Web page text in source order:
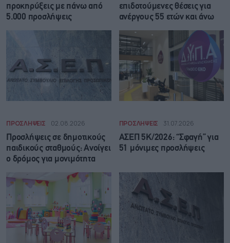
προκηρύξεις με πάνω από
5.000 προσλήψεις
επιδοτούμενες θέσεις για
ανέργους 55 ετών και άνω
ΠΡΟΣΛΗΨΕΙΣ 02.08.2026
Προσλήψεις σε δημοτικούς
παιδικούς σταθμούς: Ανοίγει
ο δρόμος για μονιμότητα
ΠΡΟΣΛΗΨΕΙΣ 31.07.2026
ΑΣΕΠ 5Κ/2026: “Σφαγή” για
51 μόνιμες προσλήψεις